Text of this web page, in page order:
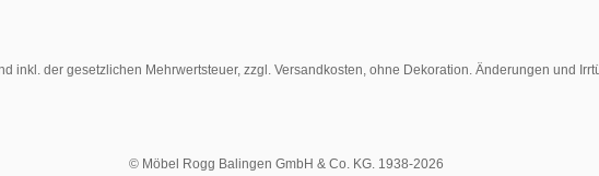
inkl. der gesetzlichen Mehrwertsteuer, zzgl. Versandkosten, ohne Dekoration. Änderungen und
© Möbel Rogg Balingen GmbH & Co. KG. 1938-2026